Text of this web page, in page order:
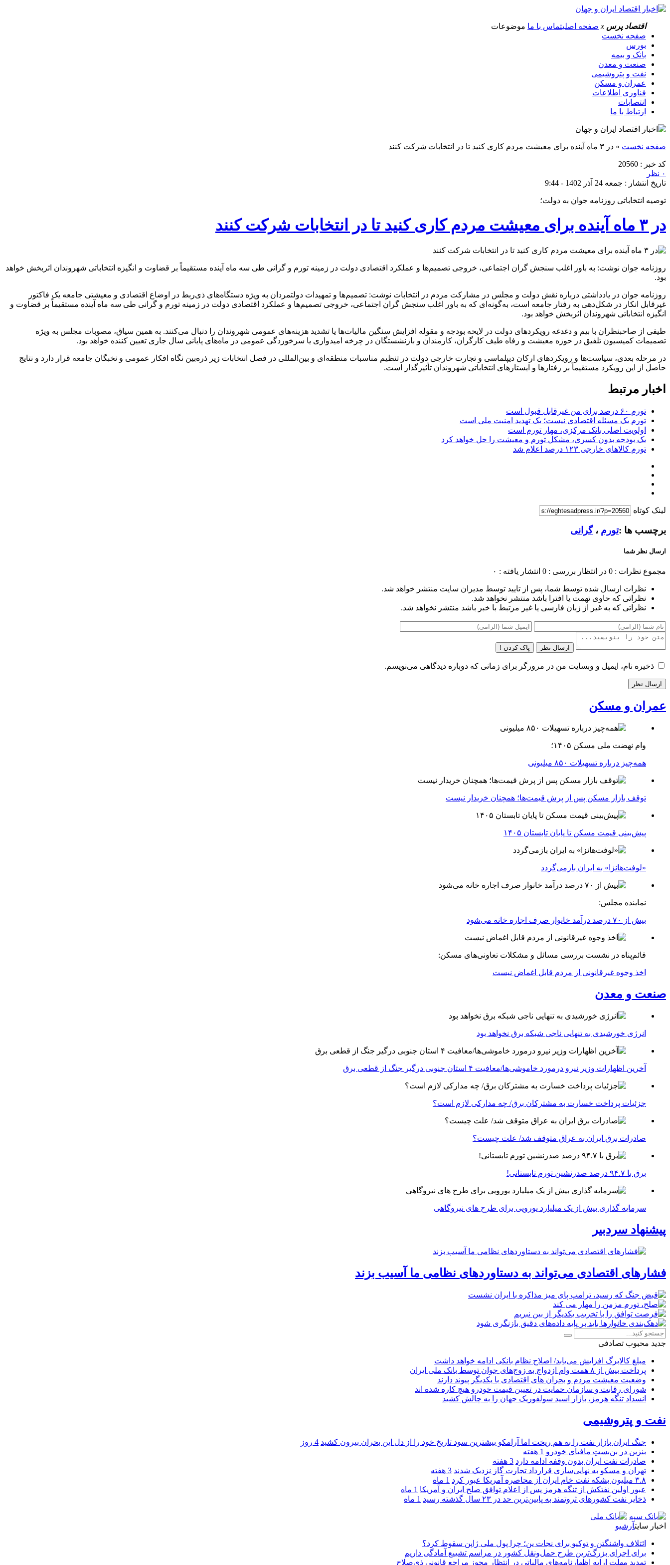
اقتصاد پرس x صفحه اصلیتماس با ما موضوعات
صفحه نخست
بورس
بانک و بیمه
صنعت و معدن
نفت و پتروشیمی
عمران و مسکن
فناوری اطلاعات
انتصابات
ارتباط با ما
صفحه نخست » در ۳ ماه آینده برای معیشت مردم کاری کنید تا در انتخابات شرکت کنند
کد خبر : 20560
۰ نظر
تاریخ انتشار : جمعه 24 آذر 1402 - 9:44
توصیه انتخاباتی روزنامه جوان به دولت؛
در ۳ ماه آینده برای معیشت مردم کاری کنید تا در انتخابات شرکت کنند
روزنامه جوان نوشت: به باور اغلب سنجش گران اجتماعی، خروجی تصمیم‌ها و عملکرد اقتصادی دولت در زمینه تورم و گرانی طی سه ماه آینده مستقیماً بر قضاوت و انگیزه انتخاباتی شهروندان اثربخش خواهد
بود.
روزنامه جوان در یادداشتی درباره نقش دولت و مجلس در مشارکت مردم در انتخابات نوشت: تصمیم‌ها و تمهیدات دولتمردان به ویژه دستگاه‌های ذی‌ربط در اوضاع اقتصادی و معیشتی جامعه یک فاکتور
غیرقابل انکار در شکل‌دهی به رفتار جامعه است، به‌گونه‌ای که به باور اغلب سنجش گران اجتماعی، خروجی تصمیم‌ها و عملکرد اقتصادی دولت در زمینه تورم و گرانی طی سه ماه آینده مستقیماً بر قضاوت و
انگیزه انتخاباتی شهروندان اثربخش خواهد بود.
طیفی از صاحبنظران با بیم و دغدغه رویکرد‌های دولت در لایحه بودجه و مقوله افزایش سنگین مالیات‌ها یا تشدید هزینه‌های عمومی شهروندان را دنبال می‌کنند. به همین سیاق، مصوبات مجلس به ویژه
تصمیمات کمیسیون تلفیق در حوزه معیشت و رفاه طیف کارگران، کارمندان و بازنشستگان در چرخه امیدواری یا سرخوردگی عمومی در ماه‌های پایانی سال جاری تعیین کننده خواهد بود.
در مرحله بعدی، سیاست‌ها و رویکرد‌های ارکان دیپلماسی و تجارت خارجی دولت در تنظیم مناسبات منطقه‌ای و بین‌المللی در فصل انتخابات زیر ذره‌بین نگاه افکار عمومی و نخبگان جامعه قرار دارد و نتایج
حاصل از این رویکرد مستقیماً بر رفتار‌ها و ایستار‌های انتخاباتی شهروندان تأثیرگذار است.
اخبار مرتبط
تورم ۶۰ درصد برای من غیرقابل قبول است
تورم یک مسئله اقتصادی نیست؛ یک تهدید امنیت ملی است
اولویت اصلی بانک مرکزی، مهار تورم است
یک بودجه بدون کسری، مشکل تورم و معیشت را حل خواهد کرد
تورم کالاهای خارجی ۱۲۳ درصد اعلام شد
لینک کوتاه
برچسب ها :تورم ،گرانی
ارسال نظر شما
مجموع نظرات : 0 در انتظار بررسی : 0 انتشار یافته : ۰
نظرات ارسال شده توسط شما، پس از تایید توسط مدیران سایت منتشر خواهد شد.
نظراتی که حاوی تهمت یا افترا باشد منتشر نخواهد شد.
نظراتی که به غیر از زبان فارسی یا غیر مرتبط با خبر باشد منتشر نخواهد شد.
ارسال نظر پاک کردن !
ذخیره نام، ایمیل و وبسایت من در مرورگر برای زمانی که دوباره دیدگاهی می‌نویسم.
عمران و مسکن
وام نهضت ملی مسکن ۱۴۰۵؛
همه‌چیز درباره تسهیلات ۸۵۰ میلیونی
توقف بازار مسکن پس از پرش قیمت‌ها؛ همچنان خریدار نیست
پیش‌بینی قیمت مسکن تا پایان تابستان ۱۴۰۵
«لوفت‌هانزا» به ایران بازمی‌گردد
نماینده مجلس:
بیش از ۷۰ درصد درآمد خانوار صرف اجاره خانه می‌شود
قائم‌پناه در نشست بررسی مسائل و مشکلات تعاونی‌های مسکن:
اخذ وجوه غیرقانونی از مردم قابل اغماض نیست
صنعت و معدن
انرژی خورشیدی به تنهایی ناجی شبکه برق نخواهد بود
آخرین اظهارات وزیر نیرو درمورد خاموشی‌ها/معافیت ۴ استان جنوبی درگیر جنگ از قطعی برق
جزئیات پرداخت خسارت به مشترکان برق/ چه مدارکی لازم است؟
صادرات برق ایران به عراق متوقف شد/ علت چیست؟
برق با ۹۴.۷ درصد صدرنشین تورم تابستانی!
سرمایه گذاری بیش از یک میلیارد یورویی برای طرح های نیروگاهی
پیشنهاد سردبیر
فشارهای اقتصادی می‌تواند به دستاوردهای نظامی ما آسیب بزند
جدید محبوب تصادفی
مبلغ کالابرگ افزایش می‌یابد/ اصلاح نظام بانکی ادامه خواهد داشت
پرداخت بیش از ۸ همت وام ازدواج به زوج‌های جوان توسط بانک ملی ایران
وضعیت معیشت مردم و بحران های اقتصادی با یکدیگر پیوند دارند
شورای رقابت و سازمان حمایت در تعیین قیمت خودرو هیچ کاره شده اند
انسداد تنگه هرمز، بازار اسید سولفوریک جهان را به چالش کشید
نفت و پتروشیمی
جنگ ایران بازار نفت را به هم ریخت اما آرامکو بیشترین سود تاریخ خود را از دل این بحران بیرون کشید 4 روز
بنزین در بن‌بستِ مافیای خودرو 1 هفته
صادرات نفت ایران بدون وقفه ادامه دارد 3 هفته
تهران و مسکو به نهایی‌سازی قرارداد تجارت گاز نزدیک شدند 3 هفته
۳.۸ میلیون بشکه نفت خام ایران از محاصره آمریکا عبور کرد
1 ماه
عبور اولین نفتکش از تنگه هرمز پس از اعلام توافق صلح ایران و آمریکا 1 ماه
ذخایر نفت کشورهای ثروتمند به پایین‌ترین حد در ۲۳ سال گذشته رسید
1 ماه
اخبار سایتآرشیو
ائتلاف واشنگتن و توکیو برای نجات ین؛ چرا پول ملی ژاپن سقوط کرد؟
برای اجرای بزرگ‌ترین طرح حمل‌ونقل کشور در مراسم تشییع آمادگی داریم
تمدید مهلت ارایه اظهارنامه‌های مالیاتی در انتظار مجوز مراجع قانونی ذی‌‏صلاح